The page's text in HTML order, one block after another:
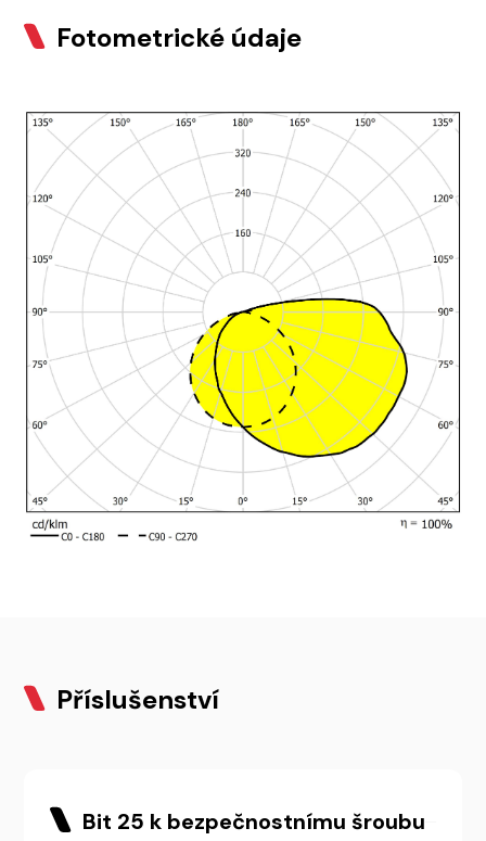
Fotometrické údaje
Příslušenství
Bit 25 k bezpečnostnímu šroubu